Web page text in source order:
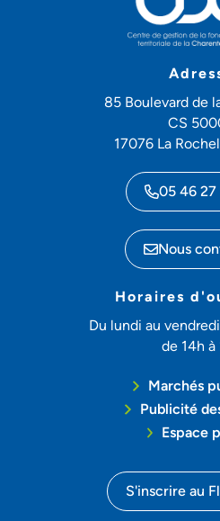
85 Boulevard de
CS
17076 La
05 46
Nous
Horaires
Du lundi au
de 14h à
Marchés
Publicité
Espace
S'inscrire au